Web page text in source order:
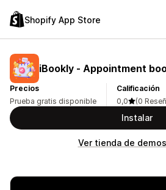
Shopify App Store
iBookly ‑ Appointment
Precios
Prueba gratis disponible
Calificación
0,0
(0
Instalar
Ver tienda de